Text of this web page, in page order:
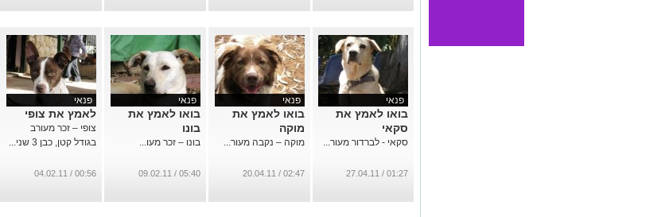
פנאי
בואו לאמץ את
סקאי
סקאי - לברדור מעור...
01:27 / 27.04.11
פנאי
בואו לאמץ את
מוקה
מוקה – נקבה מעור...
02:47 / 20.04.11
פנאי
בואו לאמץ את
בונו
בונו – זכר מעו...
05:40 / 09.02.11
פנאי
לאמץ את צופי
צופי – זכר מעורב
בגודל קטן, כבן 3 שני...
00:56 / 04.02.11